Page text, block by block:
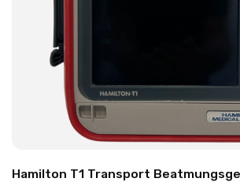
Hamilton T1 Transport